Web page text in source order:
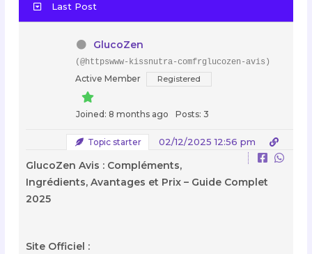
Last Post
GlucoZen
(@httpswww-kissnutra-comfrglucozen-avis)
Active Member Registered
Joined: 8 months ago Posts: 3
Topic starter 02/12/2025 12:56 pm
GlucoZen Avis : Compléments,
Ingrédients, Avantages et Prix – Guide Complet
2025
Site Officiel :